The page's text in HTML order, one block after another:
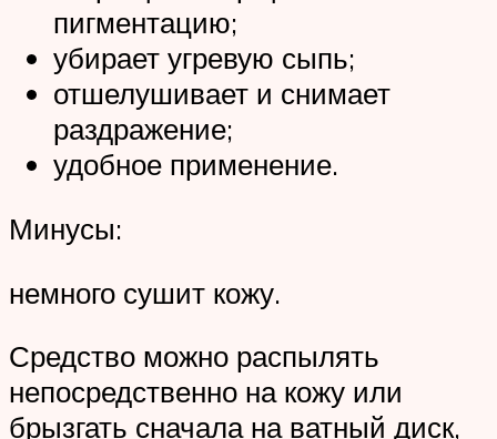
пигментацию;
убирает угревую сыпь;
отшелушивает и снимает
раздражение;
удобное применение.
Минусы:
немного сушит кожу.
Средство можно распылять
непосредственно на кожу или
брызгать сначала на ватный диск,